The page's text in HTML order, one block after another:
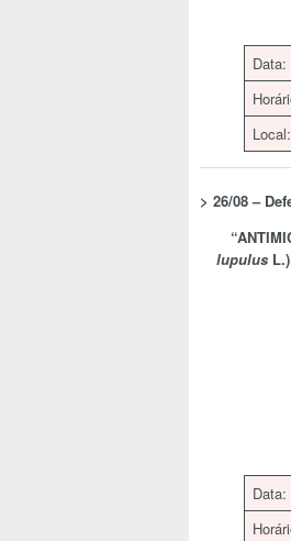
Data:
Local:
> 26/08 –
“
lupulus
Data: